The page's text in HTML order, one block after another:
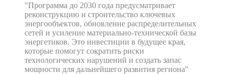
"Программа до 2030 года предусматривает
реконструкцию и строительство ключевых
энергообъектов, обновление распределительных
сетей и усиление материально-технической базы
энергетиков. Это инвестиции в будущее края,
которые помогут сократить риски
технологических нарушений и создать запас
мощности для дальнейшего развития региона"